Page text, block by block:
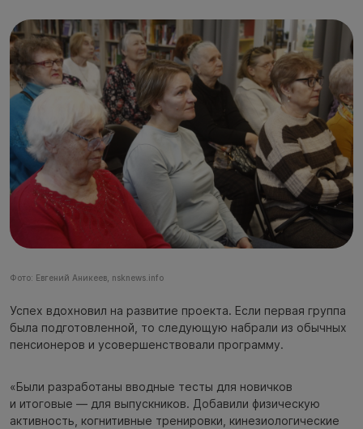
Фото: Евгений Аникеев, nsknews.info
Успех вдохновил на развитие проекта. Если первая группа
была подготовленной, то следующую набрали из обычных
пенсионеров и усовершенствовали программу.
«Были разработаны вводные тесты для новичков
и итоговые — для выпускников. Добавили физическую
активность, когнитивные тренировки, кинезиологические